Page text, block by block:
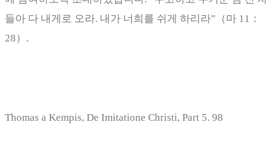
들아 다 내게로 오라. 내가 너희를 쉬게 하리라” （ 마 11 ：
28 ） .
Thomas a Kempis, De Imitatione Christi, Part 5. 98